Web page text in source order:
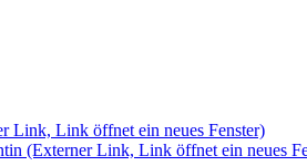
Link, Link öffnet ein neues Fenster)
(Externer Link, Link öffnet ein neues